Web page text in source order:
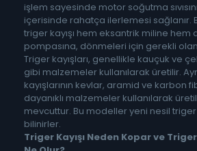
işlem sayesinde motor soğutma
içerisinde rahatça ilerlemesi sağlanır.
triger kayışı hem eksantrik miline
pompasına, dönmeleri için gerekli
Triger kayışları, genellikle kauçuk ve
gibi malzemeler kullanılarak üretilir.
kayışlarının kevlar, aramid ve karbon
dayanıklı malzemeler kullanılarak
mevcuttur. Bu modeller yeni nesil triger
bilinirler.
Triger Kayışı Neden Kopar ve